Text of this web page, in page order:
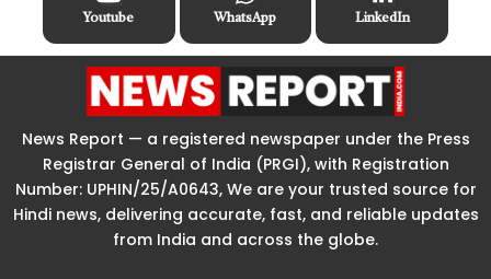
Youtube WhatsApp LinkedIn
News Report — a registered newspaper under the Press
Registrar General of India (PRGI), with Registration
Number: UPHIN/25/A0643, We are your trusted source for
Hindi news, delivering accurate, fast, and reliable updates
from India and across the globe.